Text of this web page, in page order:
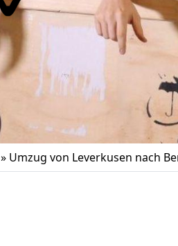
» Umzug von Leverkusen nach